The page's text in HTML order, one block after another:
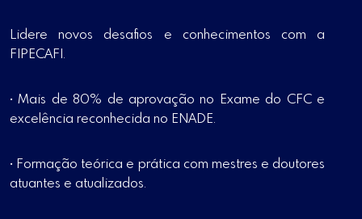
Lidere novos desafios e conhecimentos com a
FIPECAFI.
• Mais de 80% de aprovação no Exame do CFC e
excelência reconhecida no ENADE.
• Formação teórica e prática com mestres e doutores
atuantes e atualizados.